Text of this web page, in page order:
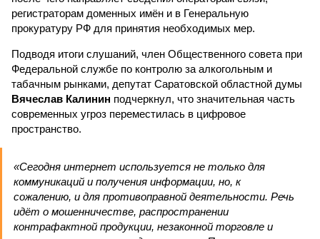
регистраторам доменных имён и в Генеральную
прокуратуру РФ для принятия необходимых мер.
Подводя итоги слушаний, член Общественного совета при
Федеральной службе по контролю за алкогольным и
табачным рынками, депутат Саратовской областной думы
Вячеслав Калинин подчеркнул, что значительная часть
современных угроз переместилась в цифровое
пространство.
«Сегодня интернет используется не только для
коммуникаций и получения информации, но, к
сожалению, и для противоправной деятельности. Речь
идёт о мошенничестве, распространении
контрафактной продукции, незаконной торговле и